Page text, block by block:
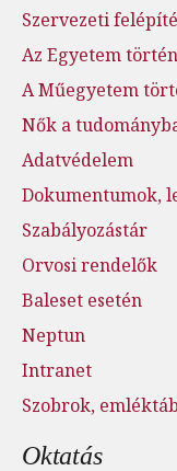
Szervezeti
Az Egyetem
A Műegyetem
Nők a
Adatvédelem
Dokumentumok,
Szabályozástár
Orvosi rendelők
Baleset esetén
Neptun
Intranet
Szobrok,
Oktatás